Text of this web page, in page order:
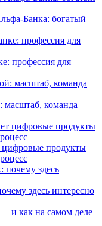
Банка: богатый
профессия для
масштаб, команда
цифровые продукты
здесь интересно